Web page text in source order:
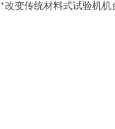
*改变传统材料式试验机